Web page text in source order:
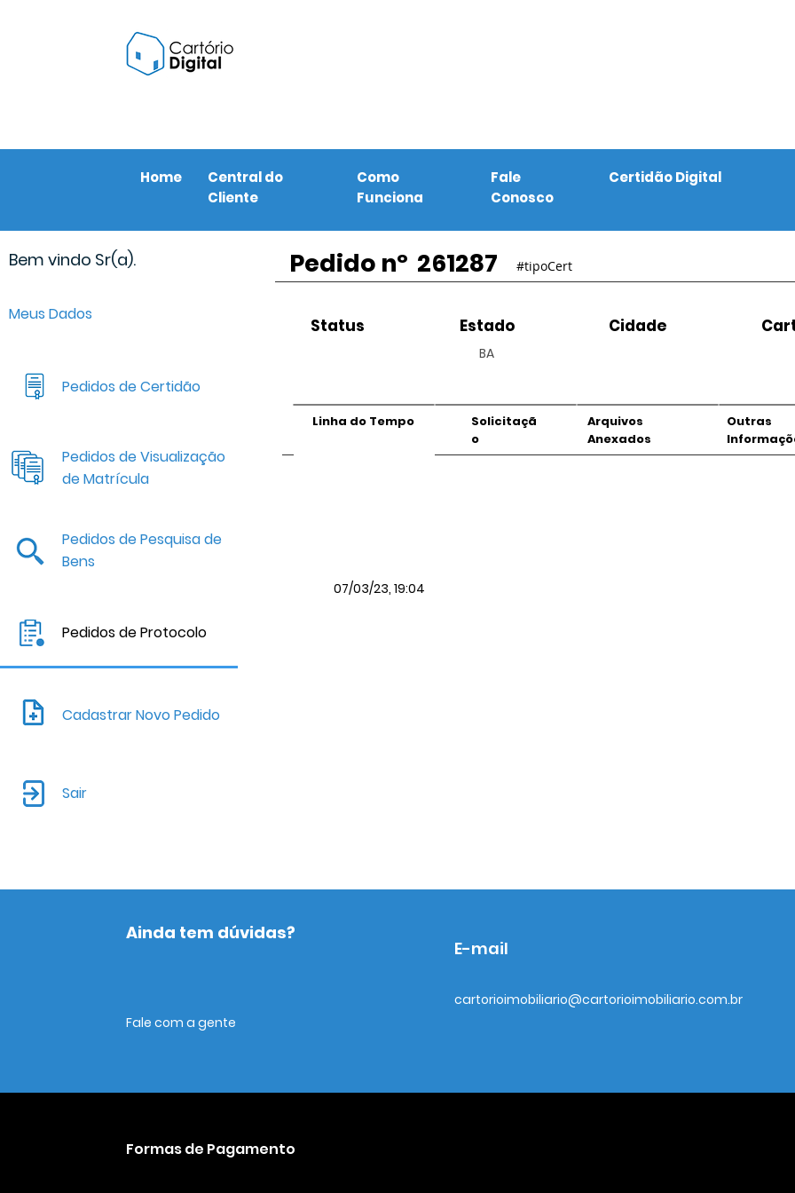
Home
Central do
Cliente
Como
Funciona
Fale
Conosco
Certidão Digital
Bem vindo Sr(a).
Meus Dados
Pedidos de Certidão
Pedidos de Visualização
de Matrícula
Pedidos de Pesquisa de
Bens
Pedidos de Protocolo
Cadastrar Novo Pedido
Sair
Pedido nº 261287 #tipoCert
Status Estado
BA
Cidade
Linha do Tempo
Solicitaçã
o
Arquivos
Anexados
Outras
07/03/23, 19:04
Ainda tem dúvidas?
Fale com a gente
E-mail
cartorioimobiliario@cartorioimobiliario.com.br
Formas de Pagamento